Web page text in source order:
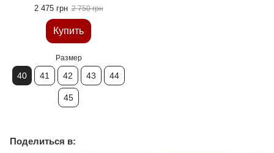
2 475 грн 2 750 грн
Купить
Размер
40 41 42 43 44
45
Поделиться в: